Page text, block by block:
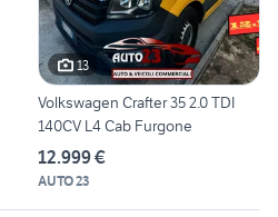
13
Volkswagen Crafter 35 2.0 TDI
140CV L4 Cab Furgone
12.999 €
AUTO 23